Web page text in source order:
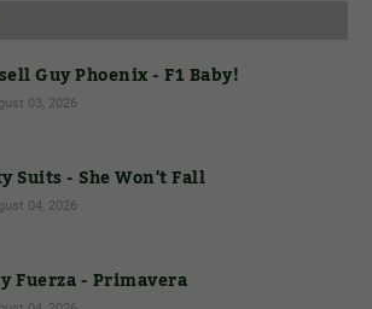
Guy Phoenix - F1 Baby!
03, 2026
Suits - She Won't Fall
04, 2026
Fuerza - Primavera